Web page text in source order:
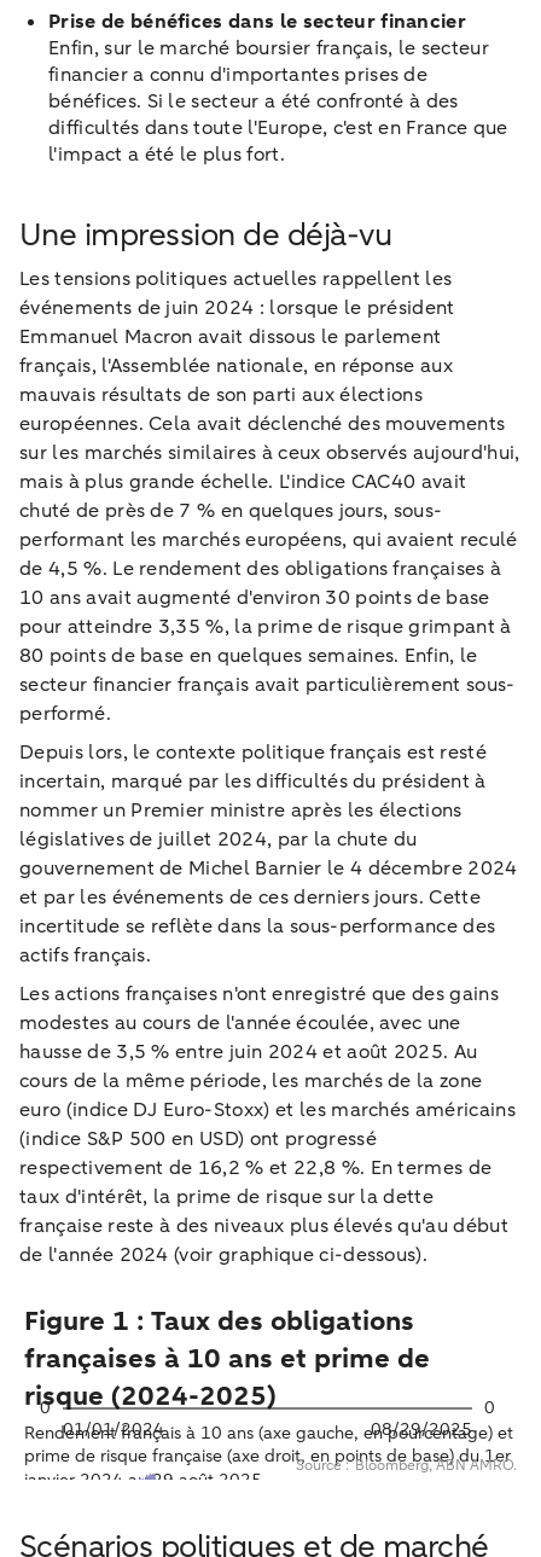
Prise de bénéfices dans le secteur financier
Enfin, sur le marché boursier français, le secteur
financier a connu d'importantes prises de
bénéfices. Si le secteur a été confronté à des
difficultés dans toute l'Europe, c'est en France que
l'impact a été le plus fort.
Une impression de déjà-vu
Les tensions politiques actuelles rappellent les
événements de juin 2024 : lorsque le président
Emmanuel Macron avait dissous le parlement
français, l'Assemblée nationale, en réponse aux
mauvais résultats de son parti aux élections
européennes. Cela avait déclenché des mouvements
sur les marchés similaires à ceux observés aujourd'hui,
mais à plus grande échelle. L'indice CAC40 avait
chuté de près de 7 % en quelques jours, sous-
performant les marchés européens, qui avaient reculé
de 4,5 %. Le rendement des obligations françaises à
10 ans avait augmenté d'environ 30 points de base
pour atteindre 3,35 %, la prime de risque grimpant à
80 points de base en quelques semaines. Enfin, le
secteur financier français avait particulièrement sous-
performé.
Depuis lors, le contexte politique français est resté
incertain, marqué par les difficultés du président à
nommer un Premier ministre après les élections
législatives de juillet 2024, par la chute du
gouvernement de Michel Barnier le 4 décembre 2024
et par les événements de ces derniers jours. Cette
incertitude se reflète dans la sous-performance des
actifs français.
Les actions françaises n'ont enregistré que des gains
modestes au cours de l'année écoulée, avec une
hausse de 3,5 % entre juin 2024 et août 2025. Au
cours de la même période, les marchés de la zone
euro (indice DJ Euro-Stoxx) et les marchés américains
(indice S&P 500 en USD) ont progressé
respectivement de 16,2 % et 22,8 %. En termes de
taux d'intérêt, la prime de risque sur la dette
française reste à des niveaux plus élevés qu'au début
de l'année 2024 (voir graphique ci-dessous).
Scénarios politiques et de marché